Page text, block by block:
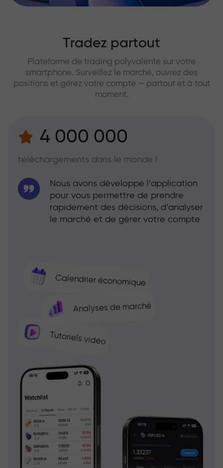
Tradez partout
Plateforme de trading polyvalente sur votre
smartphone. Surveillez le marché, ouvrez des
positions et gérez votre compte — partout et à tout
moment.
4 000 000
téléchargements dans le monde !
Calendrier économique
Analyses de marché
Tutoriels vidéo
Nous avons développé l’application
pour vous permettre de prendre
rapidement des décisions, d’analyser
le marché et de gérer votre compte